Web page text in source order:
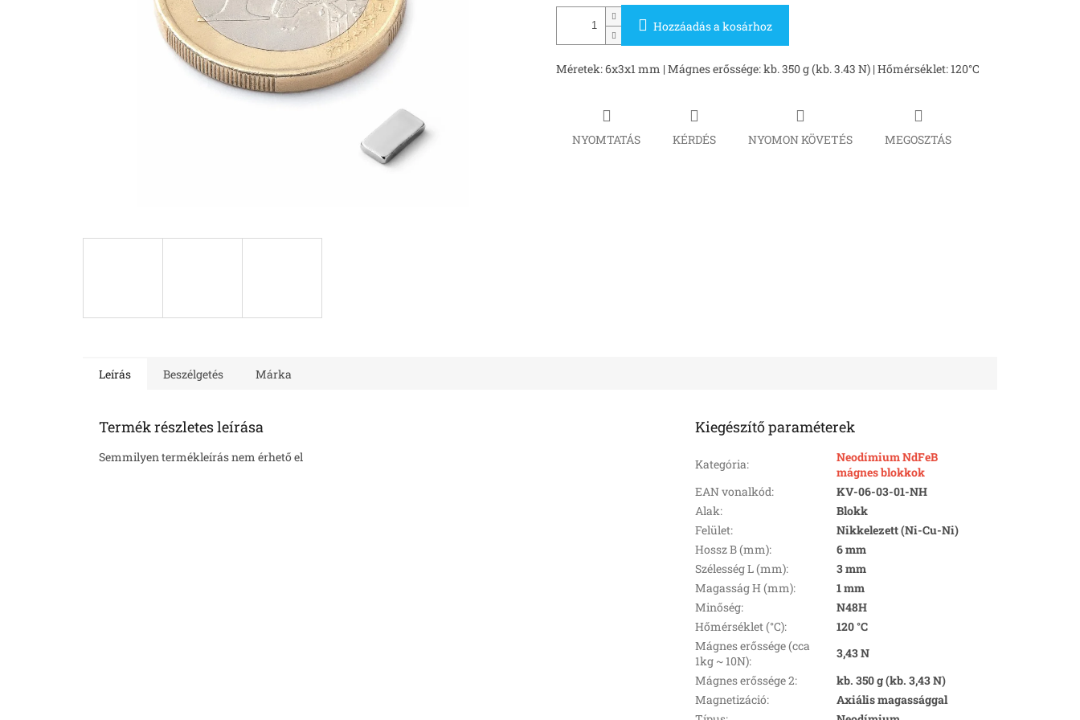
Hozzáadás a kosárhoz
Méretek: 6x3x1 mm | Mágnes erőssége: kb. 350 g (kb. 3.43 N) | Hőmérséklet: 120°C
NYOMTATÁS KÉRDÉS NYOMON KÖVETÉS MEGOSZTÁS
Leírás Beszélgetés Márka
Termék részletes leírása
Semmilyen termékleírás nem érhető el
Kiegészítő paraméterek
Kategória:
Neodímium NdFeB
mágnes blokkok
EAN vonalkód:
KV-06-03-01-NH
Alak:
Blokk
Felület:
Nikkelezett (Ni-Cu-Ni)
Hossz B (mm):
6 mm
Szélesség L (mm):
3 mm
Magasság H (mm):
1 mm
Minőség:
N48H
Hőmérséklet (°C):
120 °C
Mágnes erőssége (cca
1kg ~ 10N):
3,43 N
Mágnes erőssége 2:
kb. 350 g (kb. 3,43 N)
Magnetizáció:
Axiális magassággal